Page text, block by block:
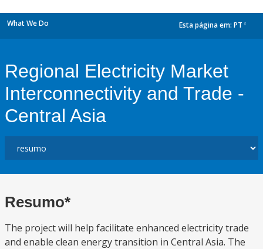
What We Do Esta página em: PT
Regional Electricity Market
Interconnectivity and Trade -
Central Asia
Resumo*
The project will help facilitate enhanced electricity trade
and enable clean energy transition in Central Asia. The